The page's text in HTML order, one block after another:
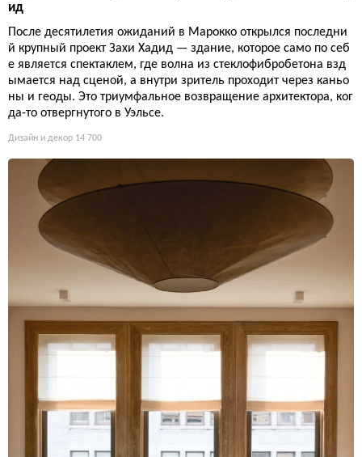
ид
После десятилетия ожиданий в Марокко открылся последни
й крупный проект Захи Хадид — здание, которое само по себ
е является спектаклем, где волна из стеклофибробетона взд
ымается над сценой, а внутри зритель проходит через каньо
ны и геоды. Это триумфальное возвращение архитектора, ког
да-то отвергнутого в Уэльсе.
Дизайн и декор 14 700